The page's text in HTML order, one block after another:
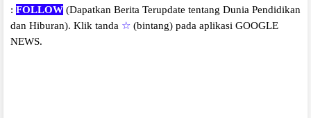
: FOLLOW (Dapatkan Berita Terupdate tentang Dunia Pendidikan
dan Hiburan). Klik tanda ☆ (bintang) pada aplikasi GOOGLE
NEWS.